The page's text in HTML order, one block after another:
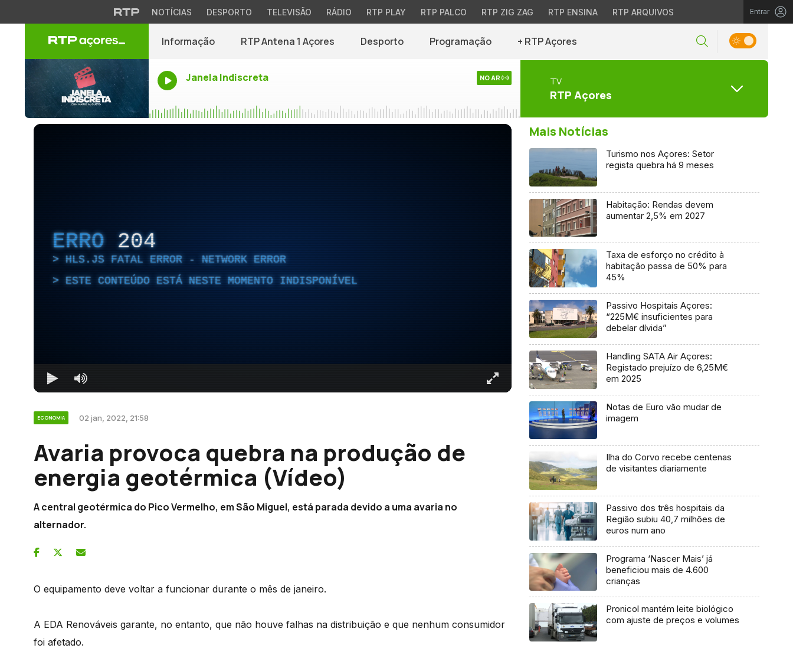
NOTÍCIAS DESPORTO TELEVISÃO RÁDIO RTP PLAY RTP PALCO RTP ZIG ZAG RTP ENSINA RTP ARQUIVOS Entrar
Informação RTP Antena 1 Açores Desporto Programação + RTP Açores
Janela Indiscreta NO AR TV
RTP Açores
ERRO 204
HLS.JS FATAL ERROR - NETWORK ERROR
ESTE CONTEÚDO ESTÁ NESTE MOMENTO INDISPONÍVEL
ECONOMIA 02 jan, 2022, 21:58
Avaria provoca quebra na produção de
energia geotérmica (Vídeo)
A central geotérmica do Pico Vermelho, em São Miguel, está parada devido a uma avaria no
alternador.
O equipamento deve voltar a funcionar durante o mês de janeiro.
A EDA Renováveis garante, no entanto, que não houve falhas na distribuição e que nenhum consumidor
foi afetado.
Mais Notícias
Turismo nos Açores: Setor
regista quebra há 9 meses
Habitação: Rendas devem
aumentar 2,5% em 2027
Taxa de esforço no crédito à
habitação passa de 50% para
45%
Passivo Hospitais Açores:
“225M€ insuficientes para
debelar dívida”
Handling SATA Air Açores:
Registado prejuízo de 6,25M€
em 2025
Notas de Euro vão mudar de
imagem
Ilha do Corvo recebe centenas
de visitantes diariamente
Passivo dos três hospitais da
Região subiu 40,7 milhões de
euros num ano
Programa ‘Nascer Mais’ já
beneficiou mais de 4.600
crianças
Pronicol mantém leite biológico
com ajuste de preços e volumes